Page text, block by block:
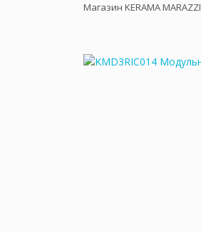
Магазин KERAMA MARAZZI